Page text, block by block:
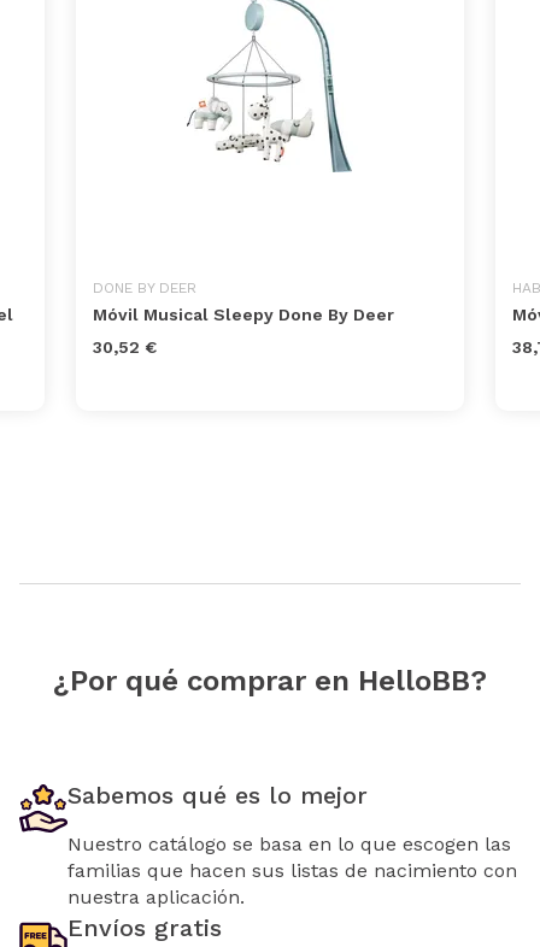
DONE BY DEER
Móvil Musical Sleepy Done By Deer
30,52 €
¿Por qué comprar en HelloBB?
Sabemos qué es lo mejor
Nuestro catálogo se basa en lo que escogen las
familias que hacen sus listas de nacimiento con
nuestra aplicación.
Envíos gratis